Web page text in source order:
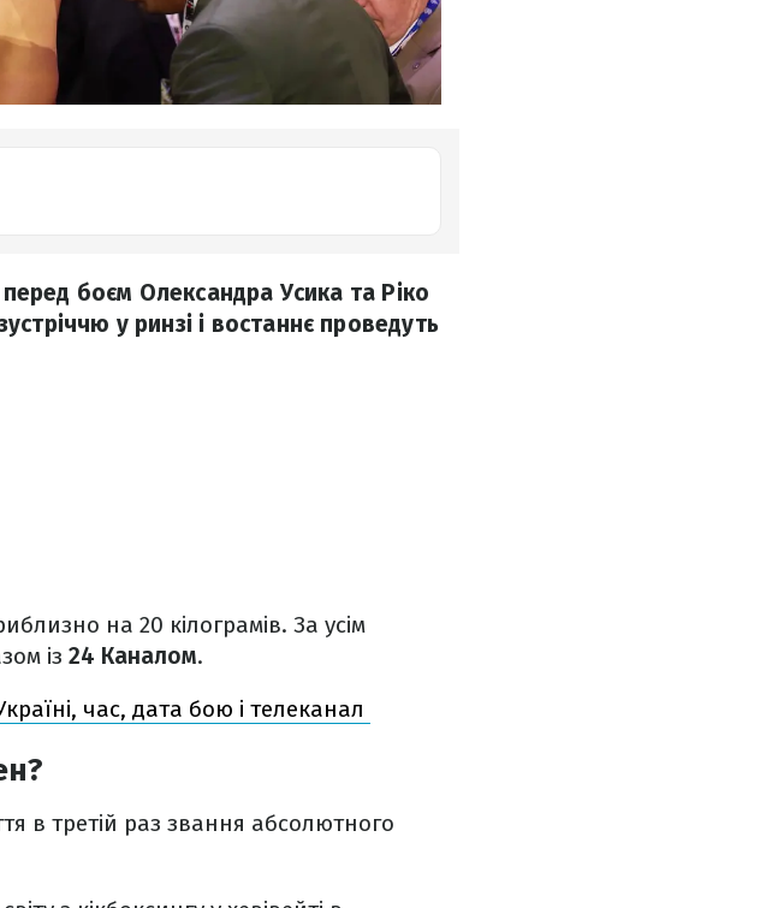
перед боєм Олександра Усика та Ріко
у ринзі і востаннє проведуть
на 20 кілограмів. За усім
із 24 Каналом.
час, дата бою і телеканал
в третій раз звання абсолютного